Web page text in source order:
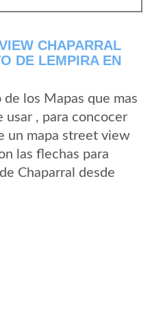
CHAPARRAL
DE LEMPIRA EN
los Mapas que mas
usar , para concocer
un mapa street view
las flechas para
Chaparral desde